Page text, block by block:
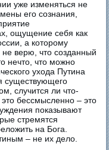
уже изменяться не
его сознания,
ощущение себя как
а которому
верю, что созданный
нечто, что можно
ухода Путина
существующего
случится ли что-
бессмысленно – это
показывают
стремятся
на Бога.
– не их дело.